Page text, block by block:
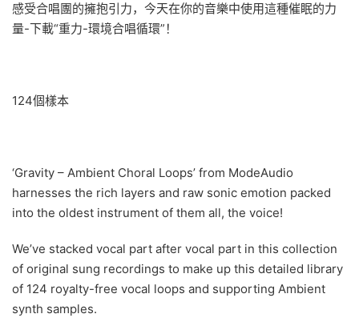
感受合唱團的擁抱引力，今天在你的音樂中使用這種催眠的力
量-下載“重力-環境合唱循環”！
124個樣本
‘Gravity – Ambient Choral Loops’ from ModeAudio
harnesses the rich layers and raw sonic emotion packed
into the oldest instrument of them all, the voice!
We’ve stacked vocal part after vocal part in this collection
of original sung recordings to make up this detailed library
of 124 royalty-free vocal loops and supporting Ambient
synth samples.